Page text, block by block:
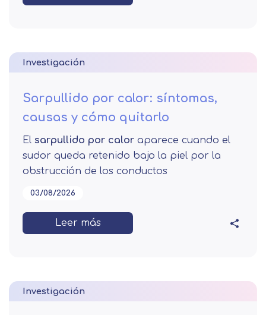
Investigación
Sarpullido por calor: síntomas,
causas y cómo quitarlo
El sarpullido por calor aparece cuando el
sudor queda retenido bajo la piel por la
obstrucción de los conductos
03/08/2026
Leer más
Investigación